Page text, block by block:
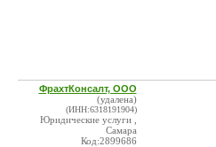
ФрахтКонсалт, ООО
(удалена)
(ИНН:6318191904)
Юридические услуги ,
Самара
Код:2899686